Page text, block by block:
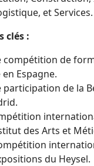
et Services.
clés :
compétition de
Espagne.
participation de la
des Arts et
du Heysel.